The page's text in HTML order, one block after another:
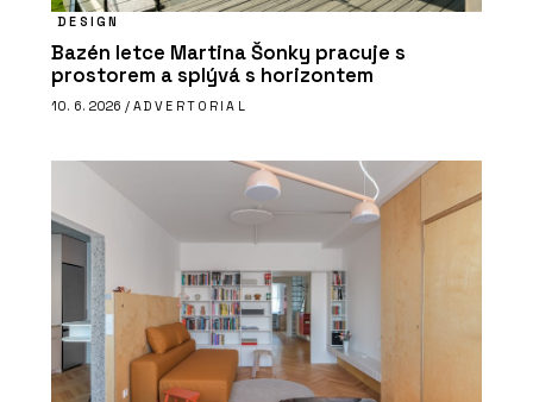
DESIGN
Bazén letce Martina Šonky pracuje s
prostorem a splývá s horizontem
10. 6. 2026 / ADVERTORIAL